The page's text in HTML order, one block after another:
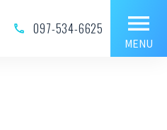
phone_outline
097-534-6625 menu
MENU